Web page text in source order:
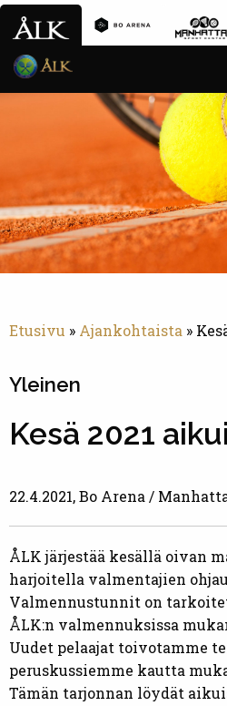
SEURA
VARAA
Etusivu » Ajankohtaista »
Yleinen
Kesä 2021
22.4.2021, Bo Arena /
ÅLK järjestää kesällä oivan
harjoitella valmentajien
Valmennustunnit on
ÅLK:n valmennuksissa
Uudet pelaajat toivotamme
peruskussiemme kautta
Tämän tarjonnan löydät